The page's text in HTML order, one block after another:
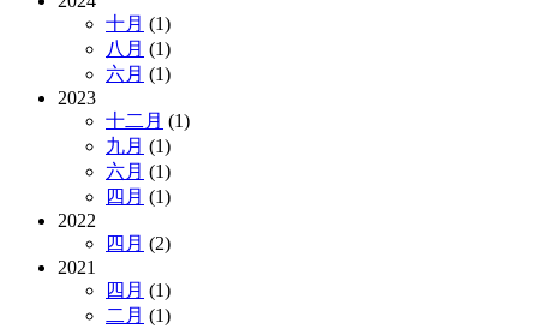
十月 (1)
八月 (1)
六月 (1)
2023
十二月 (1)
九月 (1)
六月 (1)
四月 (1)
2022
四月 (2)
2021
四月 (1)
二月 (1)